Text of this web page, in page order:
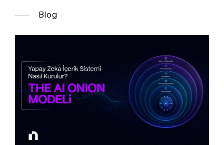
Blog